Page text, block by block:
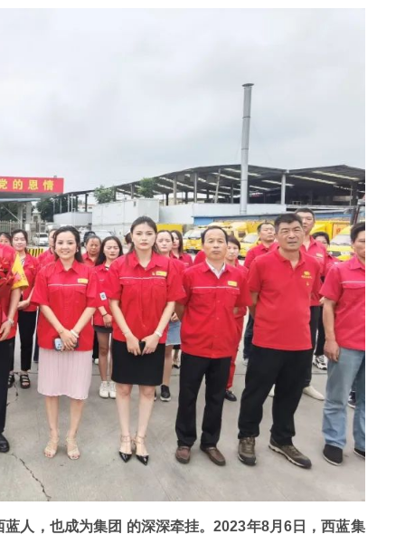
人，也成为集团 的深深牵挂。2023年8月6日，西蓝集
千磨万击还坚劲 撸起袖子再创业